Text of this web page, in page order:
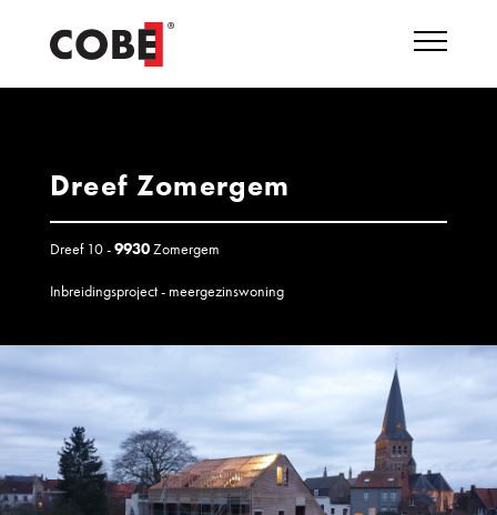
Dreef Zomergem
Dreef 10 -9930Zomergem
Inbreidingsproject - meergezinswoning